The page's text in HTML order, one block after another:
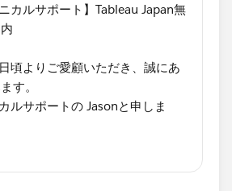
カルサポート】Tableau Japan無
頃よりご愛顧いただき、誠にあ
す。
ルサポートの Jasonと申しま